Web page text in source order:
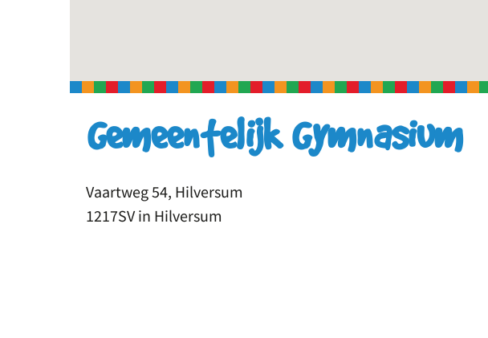
Gemeentelijk Gymnasium
Vaartweg 54, Hilversum
1217SV in Hilversum